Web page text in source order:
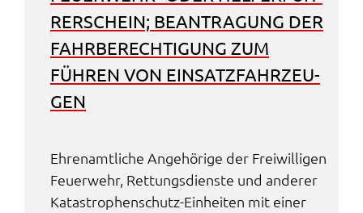
RER­SCHEIN; BEAN­TRA­GUNG DER
FAHR­BE­RECH­TI­GUNG ZUM
FÜHREN VON EINSATZ­FAHR­ZEU­
GEN
Ehren­amt­li­che Ange­hö­ri­ge der Frei­wil­li­gen
Feuer­wehr, Rettungs­diens­te und ande­rer
Kata­stro­phen­schutz-Einhei­ten mit einer